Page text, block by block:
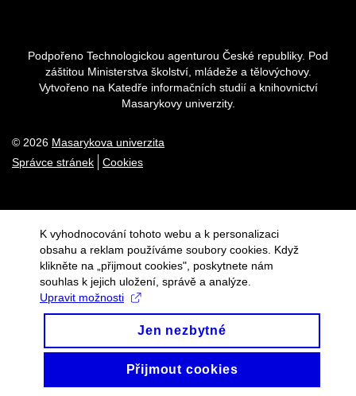
Podpořeno Technologickou agenturou České republiky. Pod
záštitou Ministerstva školství, mládeže a tělovýchovy.
Vytvořeno na Katedře informačních studií a knihovnictví
Masarykovy univerzity.
© 2026 Masarykova univerzita
Správce stránek
Cookies
K vyhodnocování tohoto webu a k personalizaci
obsahu a reklam používáme soubory cookies. Když
klikněte na „přijmout cookies", poskytnete nám
souhlas k jejich uložení, správě a analýze.
Upravit možnosti
Jen nezbytné
Přijmout cookies